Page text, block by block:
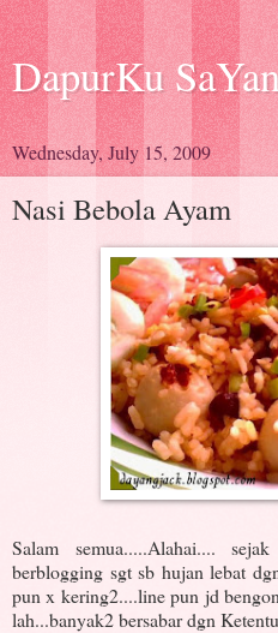
DapurKu
Wednesday, July 15, 2009
Nasi Bebola Ayam
Salam semua.....Alahai....
berblogging sgt sb hujan lebat
pun x kering2....line pun jd
lah...banyak2 bersabar dgn